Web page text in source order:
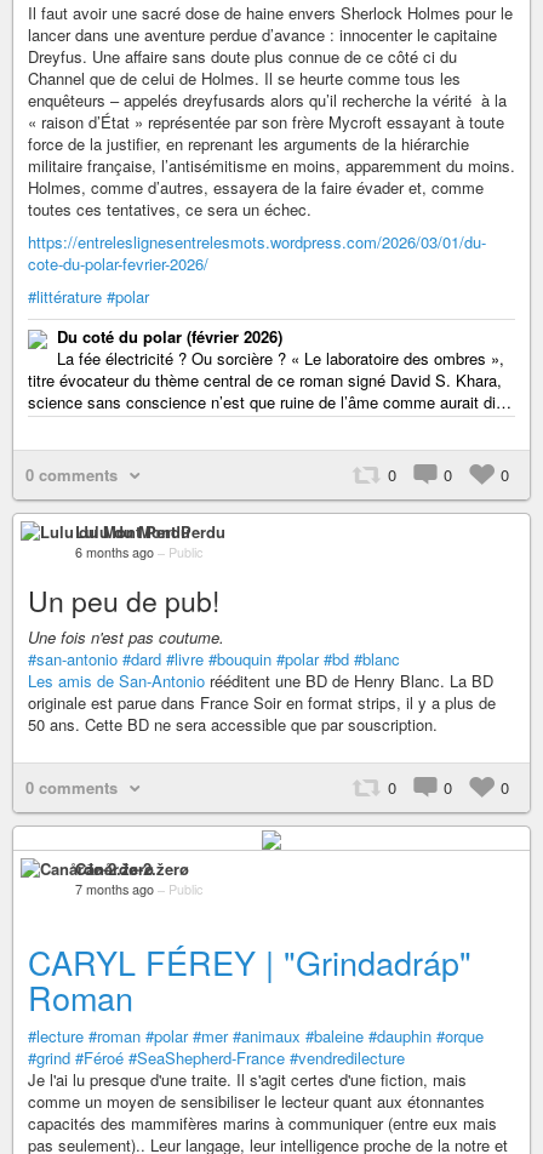
Il faut avoir une sacré dose de haine envers Sherlock Holmes pour le
lancer dans une aventure perdue d’avance : innocenter le capitaine
Dreyfus. Une affaire sans doute plus connue de ce côté ci du
Channel que de celui de Holmes. Il se heurte comme tous les
enquêteurs – appelés dreyfusards alors qu’il recherche la vérité ­ à la
« raison d’État » représentée par son frère Mycroft essayant à toute
force de la justifier, en reprenant les arguments de la hiérarchie
militaire française, l’antisémitisme en moins, apparemment du moins.
Holmes, comme d’autres, essayera de la faire évader et, comme
toutes ces tentatives, ce sera un échec.
https://entreleslignesentrelesmots.wordpress.com/2026/03/01/du-
cote-du-polar-fevrier-2026/
#littérature #polar
Du coté du polar (février 2026)
La fée électricité ? Ou sorcière ? « Le laboratoire des ombres »,
titre évocateur du thème central de ce roman signé David S. Khara,
science sans conscience n’est que ruine de l’âme comme aurait di…
0 comments 0 0 0
Lulu du Mont Perdu
6 months ago – Public
Un peu de pub!
Une fois n'est pas coutume.
#san-antonio #dard #livre #bouquin #polar #bd #blanc
Les amis de San-Antonio rééditent une BD de Henry Blanc. La BD
originale est parue dans France Soir en format strips, il y a plus de
50 ans. Cette BD ne sera accessible que par souscription.
0 comments 0 0 0
Canårđø-2.žerø
7 months ago – Public
CARYL FÉREY | "Grindadráp"
Roman
#lecture #roman #polar #mer #animaux #baleine #dauphin #orque
#grind #Féroé #SeaShepherd-France #vendredilecture
Je l'ai lu presque d'une traite. Il s'agit certes d'une fiction, mais
comme un moyen de sensibiliser le lecteur quant aux étonnantes
capacités des mammifères marins à communiquer (entre eux mais
pas seulement).. Leur langage, leur intelligence proche de la notre et